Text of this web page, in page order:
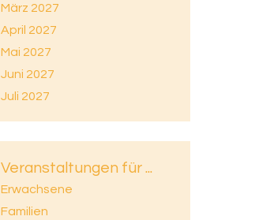
März 2027
April 2027
Mai 2027
Juni 2027
Juli 2027
Veranstaltungen für ...
Erwachsene
Familien